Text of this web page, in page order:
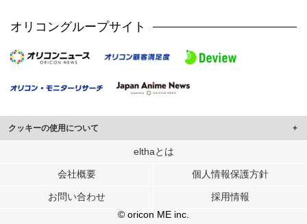
オリコングループサイト
クッキーの使用について
このサイトでは Cookie を使用して、ユーザーに合わせたコンテンツや広告の
行っています。
メディアや広告配信、データ解析の各パートナーに提供しています。
各パートナーは、この情報とユーザーが各パートナーに提供した他の情報や、
ユーザーが各パートナーのサービスを使用したときに収集した他の情報を組み
elthaとは
会社概要 個人情報保護方針
お問い合わせ
採用情報
© oricon ME inc.